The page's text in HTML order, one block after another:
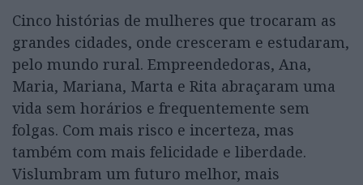
Cinco histórias de mulheres que trocaram as
grandes cidades, onde cresceram e estudaram,
pelo mundo rural. Empreendedoras, Ana,
Maria, Mariana, Marta e Rita abraçaram uma
vida sem horários e frequentemente sem
folgas. Com mais risco e incerteza, mas
também com mais felicidade e liberdade.
Vislumbram um futuro melhor, mais